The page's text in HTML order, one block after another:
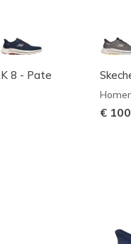
8 - Pate
€